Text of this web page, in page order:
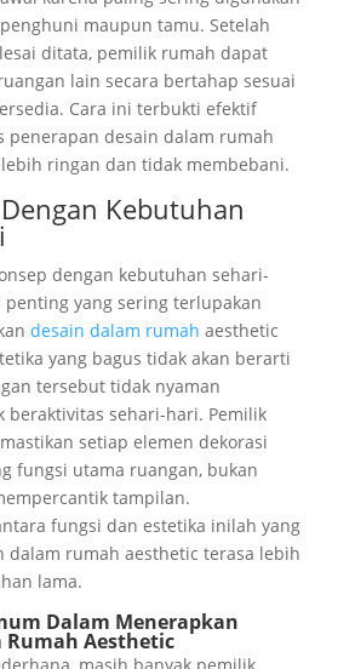
maupun tamu. Setelah
ditata, pemilik rumah dapat
lain secara bertahap sesuai
Cara ini terbukti efektif
penerapan desain dalam rumah
ringan dan tidak membebani.
Kebutuhan
dengan kebutuhan sehari-
yang sering terlupakan
desain dalam rumah aesthetic
yang bagus tidak akan berarti
tersebut tidak nyaman
beraktivitas sehari-hari. Pemilik
setiap elemen dekorasi
fungsi utama ruangan, bukan
tampilan.
fungsi dan estetika inilah yang
dalam rumah aesthetic terasa lebih
lama.
Dalam Menerapkan
Rumah Aesthetic